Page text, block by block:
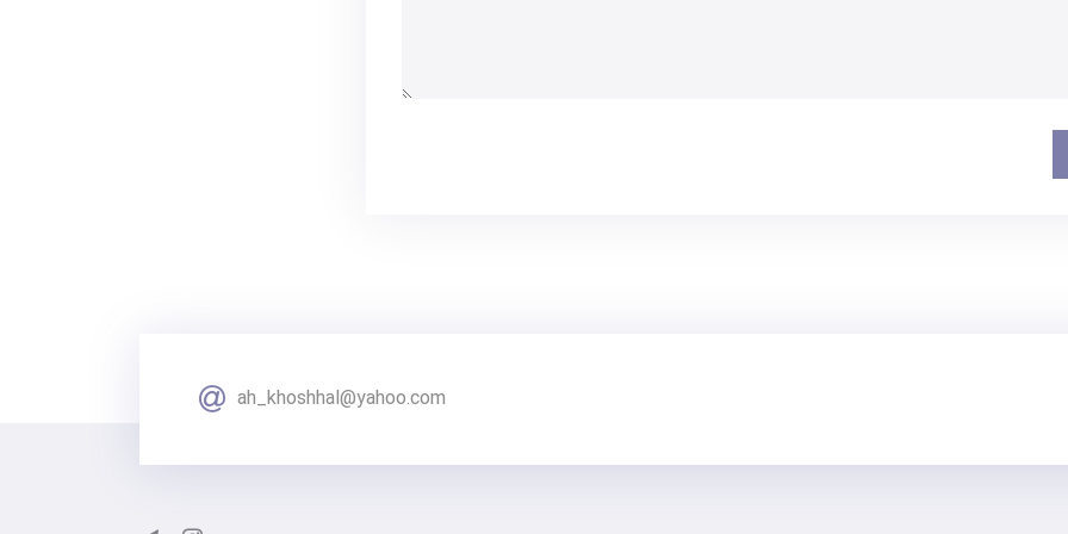
ah_khoshhal@yahoo.com